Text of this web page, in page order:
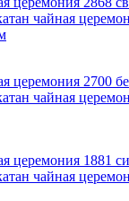
чайная
чайная
чайная